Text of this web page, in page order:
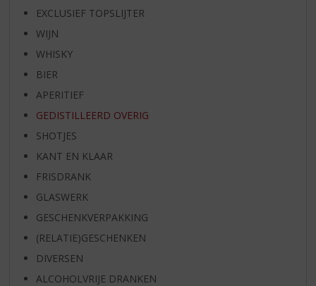
EXCLUSIEF TOPSLIJTER
WIJN
WHISKY
BIER
APERITIEF
GEDISTILLEERD OVERIG
SHOTJES
KANT EN KLAAR
FRISDRANK
GLASWERK
GESCHENKVERPAKKING
(RELATIE)GESCHENKEN
DIVERSEN
ALCOHOLVRIJE DRANKEN